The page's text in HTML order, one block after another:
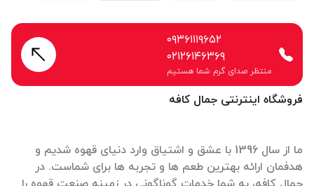
فروشگاه اینترنتی جمال کافه
ما از سال 1396 با عشق و اشتیاق وارد دنیای قهوه شدیم و
هدفمان ارائه بهترین طعم ها و تجربه ها برای شماست. در
۰۹۳۶۱۱۱۹۶۵۲
۰۲۱۲۶۱۴۶۳۶۹
منتظر صدای گرم شما هستیم